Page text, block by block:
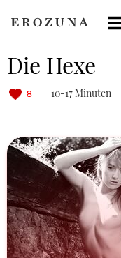
Die Hexe
8 10-17 Minuten